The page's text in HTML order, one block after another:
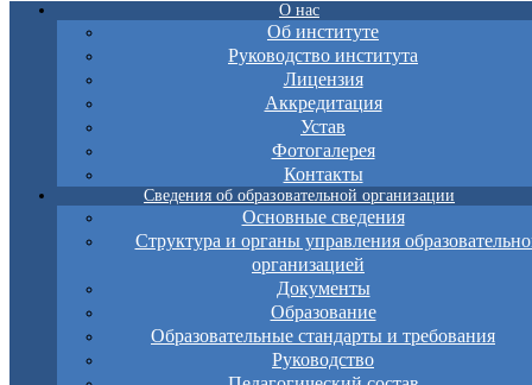
О нас
Об институте
Руководство института
Лицензия
Аккредитация
Устав
Фотогалерея
Контакты
Сведения об образовательной организации
Основные сведения
Структура и органы управления
организацией
Документы
Образование
Образовательные стандарты и требования
Руководство